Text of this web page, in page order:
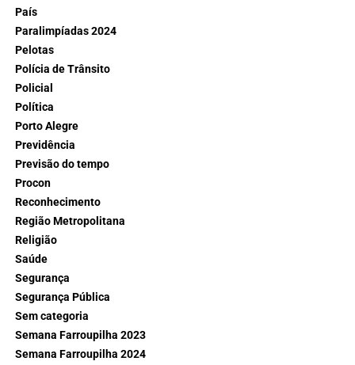
País
Paralimpíadas 2024
Pelotas
Polícia de Trânsito
Policial
Política
Porto Alegre
Previdência
Previsão do tempo
Procon
Reconhecimento
Região Metropolitana
Religião
Saúde
Segurança
Segurança Pública
Sem categoria
Semana Farroupilha 2023
Semana Farroupilha 2024